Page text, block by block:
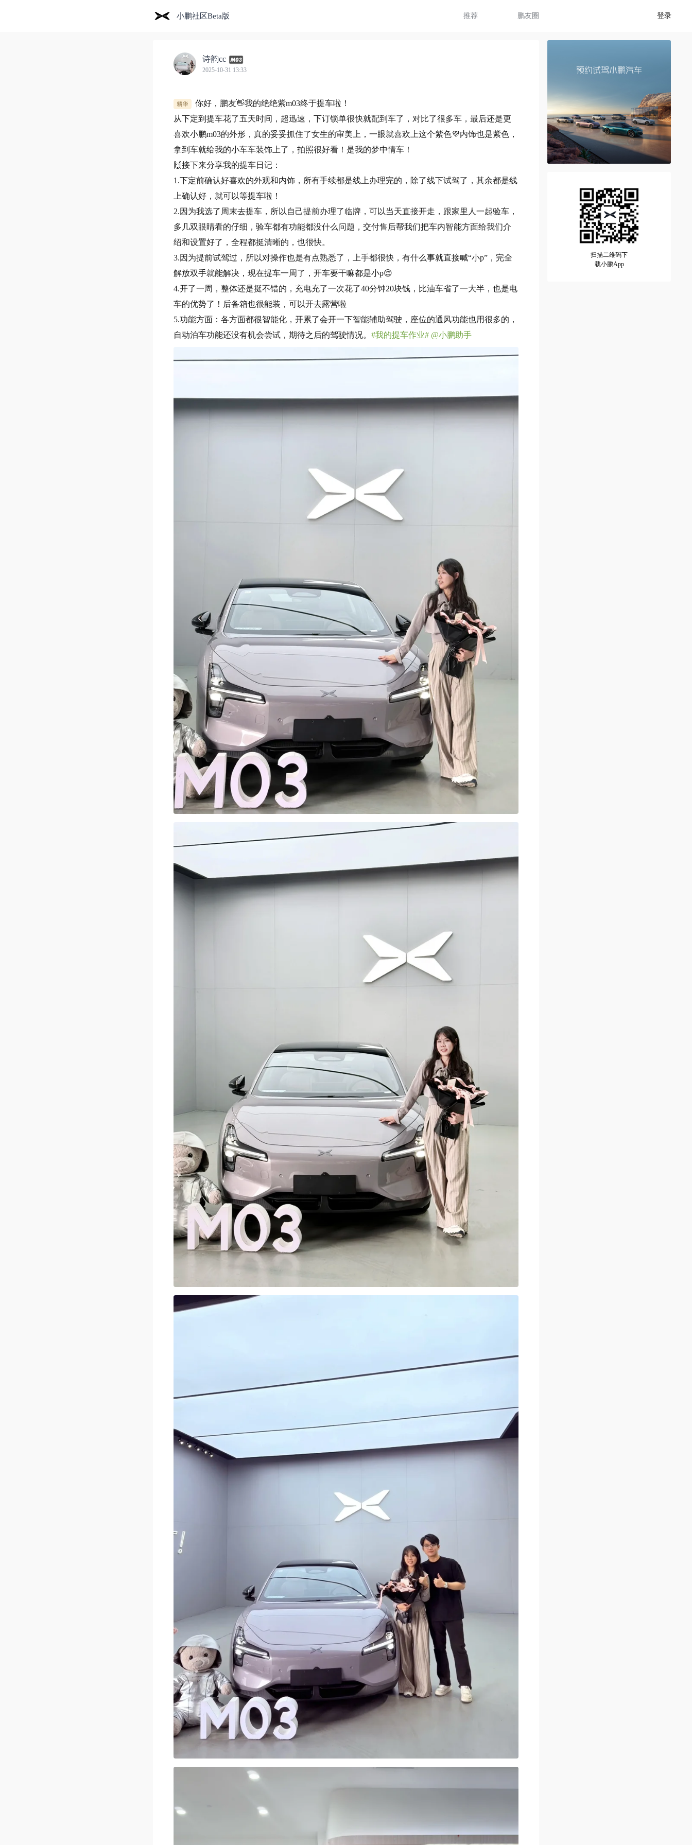
小鹏社区Beta版 推荐 鹏友圈 登录
诗韵cc
2025-10-31 13:33
你好，鹏友👋我的绝绝紫m03终于提车啦！
从下定到提车花了五天时间，超迅速，下订锁单很快就配到车了，对比了很多车，最后还是更
喜欢小鹏m03的外形，真的妥妥抓住了女生的审美上，一眼就喜欢上这个紫色💜内饰也是紫色，
拿到车就给我的小车车装饰上了，拍照很好看！是我的梦中情车！
🙌接下来分享我的提车日记：
1.下定前确认好喜欢的外观和内饰，所有手续都是线上办理完的，除了线下试驾了，其余都是线
上确认好，就可以等提车啦！
2.因为我选了周末去提车，所以自己提前办理了临牌，可以当天直接开走，跟家里人一起验车，
多几双眼睛看的仔细，验车都有功能都没什么问题，交付售后帮我们把车内智能方面给我们介
绍和设置好了，全程都挺清晰的，也很快。
3.因为提前试驾过，所以对操作也是有点熟悉了，上手都很快，有什么事就直接喊“小p”，完全
解放双手就能解决，现在提车一周了，开车要干嘛都是小p😌
4.开了一周，整体还是挺不错的，充电充了一次花了40分钟20块钱，比油车省了一大半，也是电
车的优势了！后备箱也很能装，可以开去露营啦
5.功能方面：各方面都很智能化，开累了会开一下智能辅助驾驶，座位的通风功能也用很多的，
自动泊车功能还没有机会尝试，期待之后的驾驶情况。 #我的提车作业# @小鹏助手
扫描二维码下
载小鹏App